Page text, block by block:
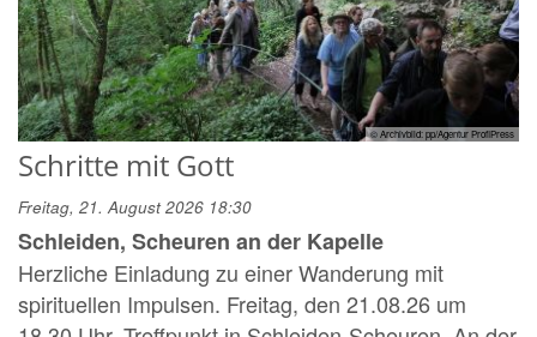
© Archivbild: pp/Agentur ProfiPress
Schritte mit Gott
Freitag, 21. August 2026 18:30
Schleiden, Scheuren an der Kapelle
Herzliche Einladung zu einer Wanderung mit
spirituellen Impulsen. Freitag, den 21.08.26 um